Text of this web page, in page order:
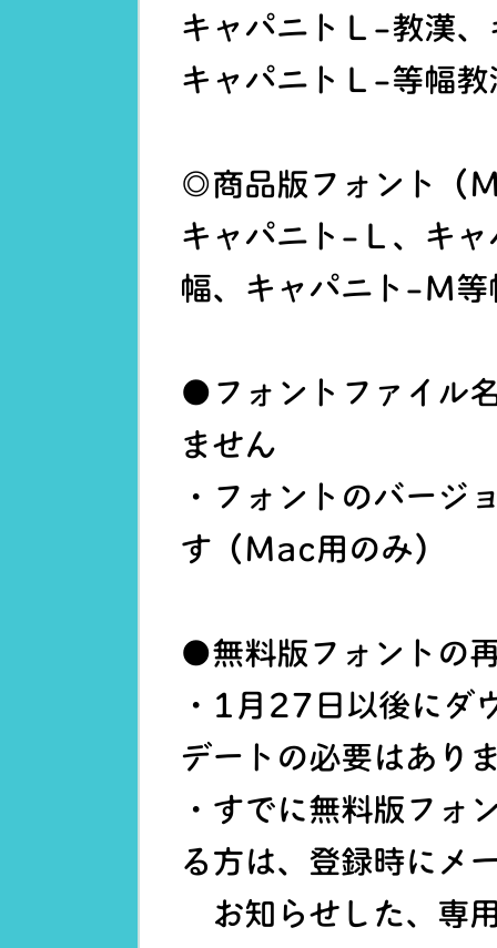
キャパニトＬ-教漢
キャパニトＬ-等幅
◎商品版フォント（
キャパニト-Ｌ、キ
幅、キャパニト-Ｍ等
●フォントファイル
ません
・フォントのバー
す（Mac用のみ）
●無料版フォントの
・1月27日以後にダ
デートの必要はあり
・すでに無料版フォ
る方は、登録時にメ
お知らせした、専